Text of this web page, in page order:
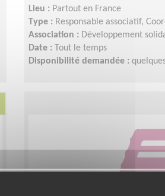
Lieu : Partout en France
Type : Responsable associatif,
Association : Développement
Date :
Tout le temps
Disponibilité demandée :